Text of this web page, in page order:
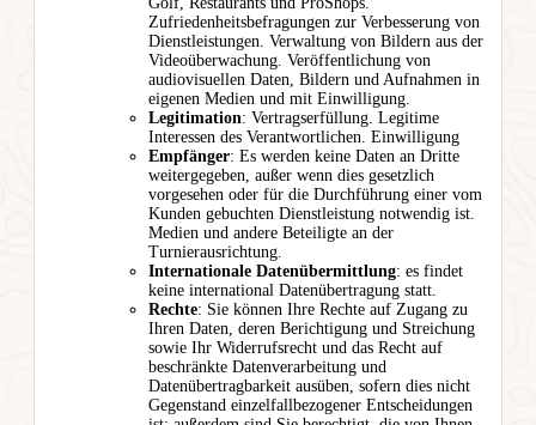
Zufriedenheitsbefragungen zur Verbesserung von
Dienstleistungen. Verwaltung von Bildern aus der
Videoüberwachung. Veröffentlichung von
audiovisuellen Daten, Bildern und Aufnahmen in
eigenen Medien und mit Einwilligung.
Legitimation: Vertragserfüllung. Legitime
Interessen des Verantwortlichen. Einwilligung
Empfänger: Es werden keine Daten an Dritte
weitergegeben, außer wenn dies gesetzlich
vorgesehen oder für die Durchführung einer vom
Kunden gebuchten Dienstleistung notwendig ist.
Medien und andere Beteiligte an der
Turnierausrichtung.
Internationale Datenübermittlung: es findet
keine international Datenübertragung statt.
Rechte: Sie können Ihre Rechte auf Zugang zu
Ihren Daten, deren Berichtigung und Streichung
sowie Ihr Widerrufsrecht und das Recht auf
beschränkte Datenverarbeitung und
Datenübertragbarkeit ausüben, sofern dies nicht
Gegenstand einzelfallbezogener Entscheidungen